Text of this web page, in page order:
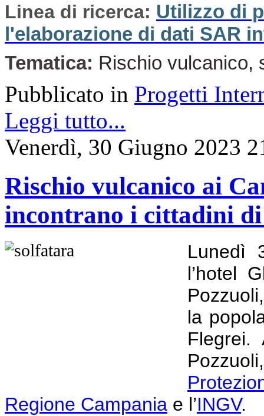
Linea di ricerca: Utilizzo di
l'elaborazione di dati SAR
Tematica: Rischio vulcanico,
Pubblicato in Progetti
Leggi tutto...
Venerdì, 30 Giugno 2023
Rischio vulcanico ai
incontrano i cittadini
Lunedì
l’hotel
la
Flegrei.
Regione Campania e l’INGV.